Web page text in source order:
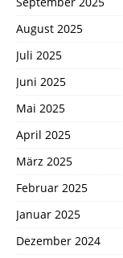
August 2025
Juli 2025
Juni 2025
Mai 2025
April 2025
März 2025
Februar 2025
Januar 2025
Dezember 2024